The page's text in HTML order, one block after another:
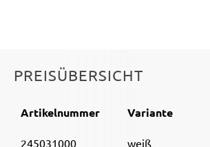
PREISÜBERSICHT
Artikelnummer Variante
245031000 weiß